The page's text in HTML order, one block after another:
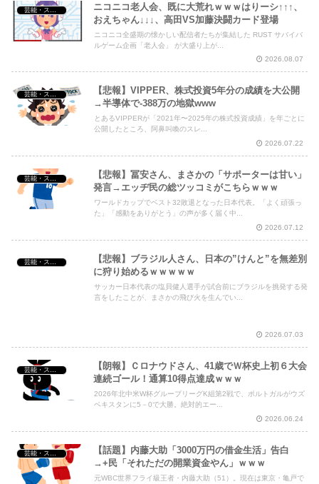
ニコニコ老人会、既に大荒れｗｗｗはりーシ↑↑↑、
おえちゃん↓↓↓、高田VS加藤決闘カード登場
ニコニコ全盛期の懐かしい配信者たちが集結した RUST サバイバ
ルゲーム企画「老人会」 が大盛り上が...
2026.08.07
【悲報】VIPPER、株式投資5年分の成績を大公開
→半導体で-388万の地獄www
とあるVIPPERが「2021年〜2025年の株式投資成績」を年ごとに
公開したところ、阿鼻叫喚のスレ...
2026.07.22
【悲報】冨安さん、まさかの「サポーターは甘い」
発言→エッヂ民の総ツッコミがこちらｗｗｗ
ワールドカップでベスト32敗退となった日本代表。「よく頑張っ
た」「感動をありがとう」の声が多く届く中...
2026.07.12
芸能・スポーツ・Youtuber
【悲報】ブラジル人さん、日本の”けんと”を無差別
に狩り始めるｗｗｗｗｗ
サッカー日本代表の塩貝健人選手が試合前にブラジルを挑発する発
言をしたことが、まさかの飛び火を生んでい...
2026.07.03
【朗報】Ｃロナウドさん、41歳でＷ杯史上初６大会
連続ゴール！通算10得点達成ｗｗｗ
2026年北中米W杯グループリーグK組第2戦で、ポルトガルがウズ
ベキスタンに5－0で大勝。絶対的エー...
2026.06.24
芸能・スポーツ・Youtuber
【話題】内藤大助「3000万円の借金生活」告白
→+民「それただの開業資金やん」ｗｗｗ
元WBC世界フライ級王者・内藤大助（51）。現在は東京・亀戸で